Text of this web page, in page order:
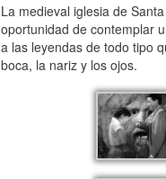
La medieval iglesia de
oportunidad de contemplar
a las leyendas de todo tipo
boca, la nariz y los ojos.